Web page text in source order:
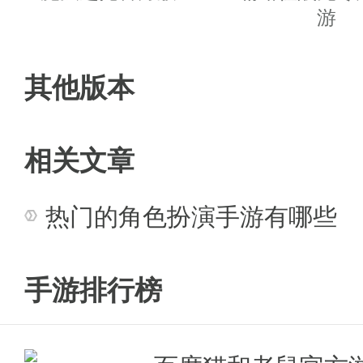
3、快速升级，千人同屏在线竞技！
主线任务：
省不少时间，和更多经验获取机会
每日活动： 每日中午12：30到1
获得大量经验奖励
等级副本：6个副本每日都会有1
游
其他版本
相关文章
热门的角色扮演手游有哪些
手游排行榜